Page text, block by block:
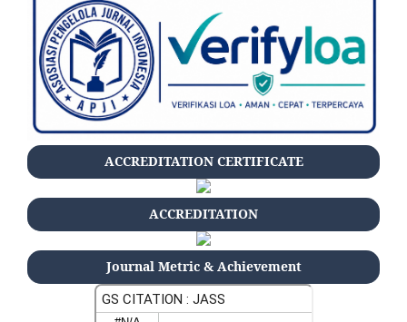
ACCREDITATION CERTIFICATE
ACCREDITATION
Journal Metric & Achievement